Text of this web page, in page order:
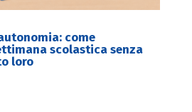
come
scolastica senza
loro